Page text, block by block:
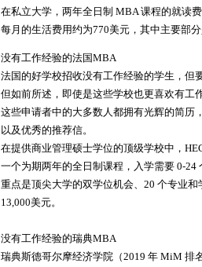
在私立大学，两年全日制 MBA 课程的就读费
每月的生活费用约为770美元，其中主要部
没有工作经验的法国MBA
法国的好学校招收没有工作经验的学生，但
但如前所述，即使是这些学校也更喜欢有工
这些申请者中的大多数人都拥有光辉的简历
以及优秀的推荐信。
在提供商业管理硕士学位的顶级学校中，
一个为期两年的全日制课程，入学需要 0-24
重点是顶尖大学的双学位机会、20 个专业
13,000美元。
没有工作经验的瑞典MBA
瑞典斯德哥尔摩经济学院（2019 年 MiM 排